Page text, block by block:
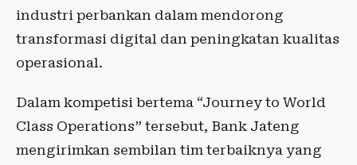
industri perbankan dalam mendorong
transformasi digital dan peningkatan kualitas
operasional.
Dalam kompetisi bertema “Journey to World
Class Operations” tersebut, Bank Jateng
mengirimkan sembilan tim terbaiknya yang